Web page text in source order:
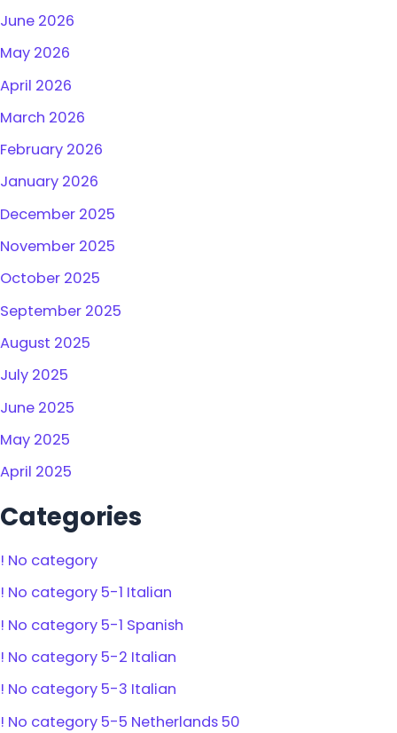
June 2026
May 2026
April 2026
March 2026
February 2026
January 2026
December 2025
November 2025
October 2025
September 2025
August 2025
July 2025
June 2025
May 2025
April 2025
Categories
! No category
! No category 5-1 Italian
! No category 5-1 Spanish
! No category 5-2 Italian
! No category 5-3 Italian
! No category 5-5 Netherlands 50